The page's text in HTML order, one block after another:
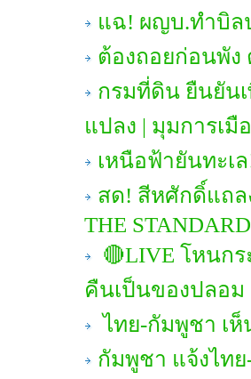
แฉ! ผญบ.ทำบิล
ต้องถอยก่อนพั
กรมที่ดิน ยืนยัน
แปลง | มุมการเมื
เหนือฟ้ายันทะเ
สด! สีหศักดิ์แถล
THE STANDARD
🔴LIVE โหนก
คืนเป็นของปลอม
ไทย-กัมพูชา เห็
กัมพูชา แจ้งไท